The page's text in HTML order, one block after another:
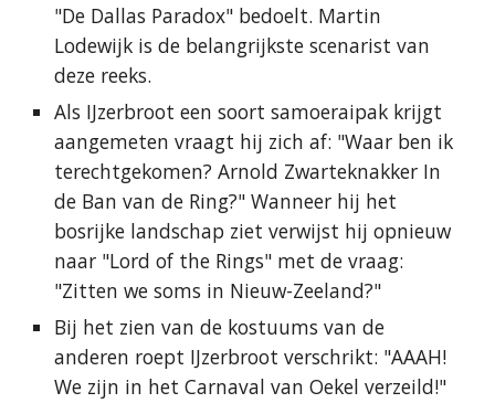
"De Dallas Paradox" bedoelt. Martin
Lodewijk is de belangrijkste scenarist van
deze reeks.
Als IJzerbroot een soort samoeraipak krijgt
aangemeten vraagt hij zich af: "Waar ben ik
terechtgekomen? Arnold Zwarteknakker In
de Ban van de Ring?" Wanneer hij het
bosrijke landschap ziet verwijst hij opnieuw
naar "Lord of the Rings" met de vraag:
"Zitten we soms in Nieuw-Zeeland?"
Bij het zien van de kostuums van de
anderen roept IJzerbroot verschrikt: "AAAH!
We zijn in het Carnaval van Oekel verzeild!"